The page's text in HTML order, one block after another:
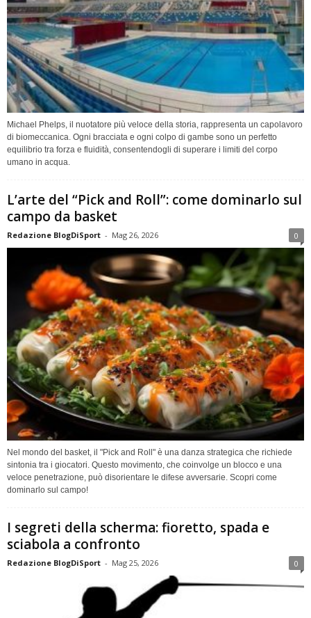
Michael Phelps, il nuotatore più veloce della storia, rappresenta un capolavoro
di biomeccanica. Ogni bracciata e ogni colpo di gambe sono un perfetto
equilibrio tra forza e fluidità, consentendogli di superare i limiti del corpo
umano in acqua.
L’arte del “Pick and Roll”: come dominarlo sul
campo da basket
Redazione BlogDiSport - Mag 26, 2026 0
Nel mondo del basket, il "Pick and Roll" è una danza strategica che richiede
sintonia tra i giocatori. Questo movimento, che coinvolge un blocco e una
veloce penetrazione, può disorientare le difese avversarie. Scopri come
dominarlo sul campo!
I segreti della scherma: fioretto, spada e
sciabola a confronto
Redazione BlogDiSport - Mag 25, 2026 0